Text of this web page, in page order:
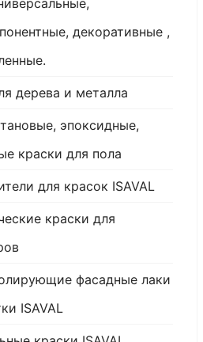
декоративные ,
дерева и металла
эпоксидные,
краски для пола
для красок ISAVAL
краски для
фасадные лаки
ISAVAL